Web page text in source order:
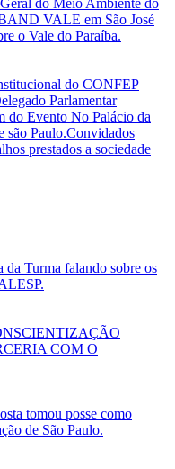
VALE em São José
o Vale do Paraíba.
do CONFEP
Parlamentar
Evento No Palácio da
são Paulo.Convidados
prestados a sociedade
Turma falando sobre os
COM O
tomou posse como
de São Paulo.